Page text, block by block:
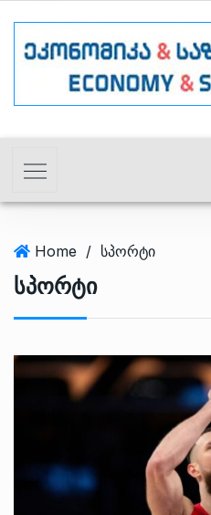
Home / სპორტი
Სპორტი